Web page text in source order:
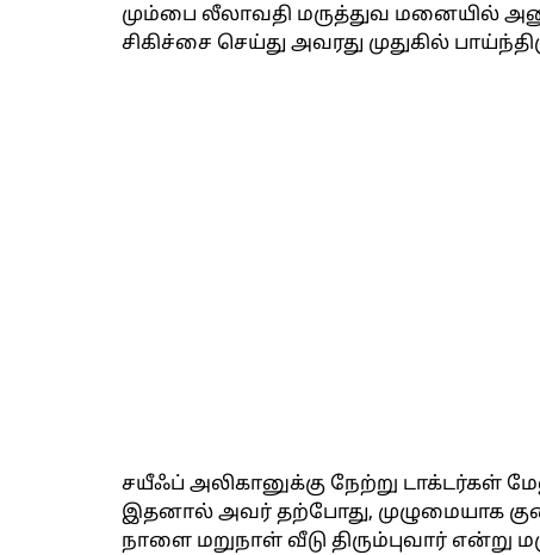
மும்பை லீலாவதி மருத்துவ மனையில்
சிகிச்சை செய்து அவரது முதுகில்
சயீஃப் அலிகானுக்கு நேற்று டாக்டர்கள்
இதனால் அவர் தற்போது, முழுமையாக
நாளை மறுநாள் வீடு திரும்புவார் என்று